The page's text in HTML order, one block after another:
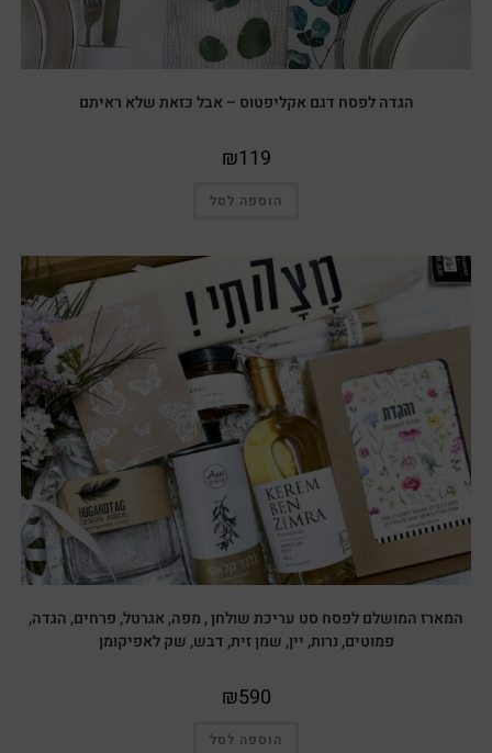
הגדה לפסח דגם אקליפטוס – אבל כזאת שלא ראיתם
₪119
הוספה לסל
המארז המושלם לפסח סט עריכת שולחן , מפה, אגרטל, פרחים, הגדה,
פמוטים, נרות, יין, שמן זית, דבש, שק לאפיקומן
₪590
הוספה לסל